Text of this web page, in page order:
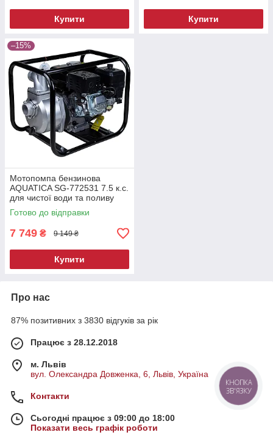
Купити Купити
–15%
Мотопомпа бензинова
AQUATICA SG-772531 7.5 к.с.
для чистої води та поливу
Готово до відправки
7 749 ₴ 9 149 ₴
Купити
Про нас
87% позитивних з 3830 відгуків за рік
Працює з 28.12.2018
м. Львів
вул. Олександра Довженка, 6, Львів, Україна
Контакти
Сьогодні працює з 09:00 до 18:00
Показати весь графік роботи
КНОПКА
ЗВ'ЯЗКУ